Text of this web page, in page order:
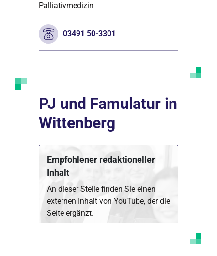
Palliativmedizin
03491 50-3301
PJ und Famulatur in
Wittenberg
Empfohlener redaktioneller
Inhalt
An dieser Stelle finden Sie einen
externen Inhalt von YouTube, der die
Seite ergänzt.